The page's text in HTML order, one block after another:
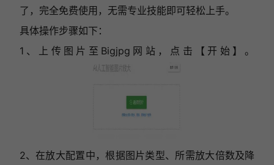
了，完全免费使用，无需专业技能即可轻松上手。
具体操作步骤如下：
1、上传图片至Bigjpg网站，点击【开始】。
2、在放大配置中，根据图片类型、所需放大倍数及降